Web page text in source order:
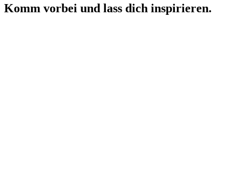
Komm vorbei und lass dich inspirieren.